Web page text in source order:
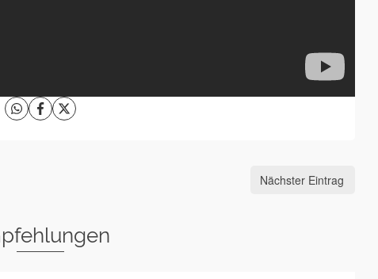
Nächster Eintrag